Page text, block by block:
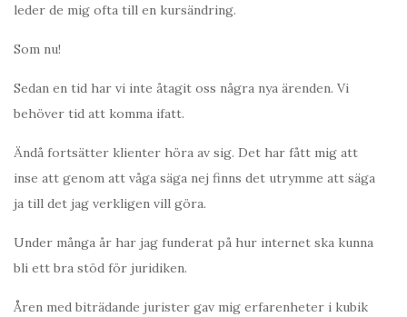
leder de mig ofta till en kursändring.
Som nu!
Sedan en tid har vi inte åtagit oss några nya ärenden. Vi
behöver tid att komma ifatt.
Ändå fortsätter klienter höra av sig. Det har fått mig att
inse att genom att våga säga nej finns det utrymme att säga
ja till det jag verkligen vill göra.
Under många år har jag funderat på hur internet ska kunna
bli ett bra stöd för juridiken.
Åren med biträdande jurister gav mig erfarenheter i kubik